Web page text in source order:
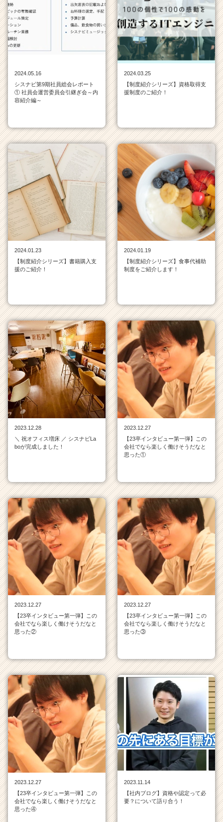
く
就
活
キ
（C
h
e
C
a
r
e
e
r）
2024.05.16
シスナビ第9期社員総会レポート
① 社員会運営委員会引継ぎ会～内
容紹介編～
2024.03.25
【制度紹介シリーズ】資格取得支
援制度のご紹介！
2024.01.23
【制度紹介シリーズ】書籍購入支
援のご紹介！
2024.01.19
【制度紹介シリーズ】食事代補助
制度をご紹介します！
2023.12.28
＼ 祝オフィス増床 ／ シスナビLa
boが完成しました！
2023.12.27
【23卒インタビュー第一弾】この
会社でなら楽しく働けそうだなと
思った①
2023.12.27
【23卒インタビュー第一弾】この
会社でなら楽しく働けそうだなと
思った②
2023.12.27
【23卒インタビュー第一弾】この
会社でなら楽しく働けそうだなと
思った③
2023.12.27
【23卒インタビュー第一弾】この
会社でなら楽しく働けそうだなと
思った④
2023.11.14
【社内ブログ】資格や認定って必
要？について語り合う！